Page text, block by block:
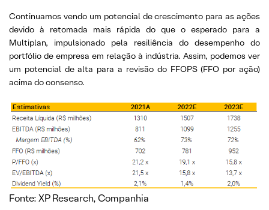
Continuamos vendo um potencial de crescimento para as ações
devido à retomada mais rápida do que o esperado para a
Multiplan, impulsionado pela resiliência do desempenho do
portfólio de empresa em relação à indústria. Assim, podemos ver
um potencial de alta para a revisão do FFOPS (FFO por ação)
acima do consenso.
Fonte: XP Research, Companhia